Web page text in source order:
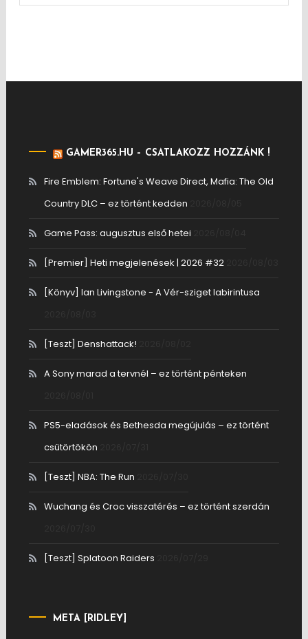
GAMER365.HU – CSATLAKOZZ HOZZÁNK !
Fire Emblem: Fortune's Weave Direct, Mafia: The Old
Country DLC – ez történt kedden
Game Pass: augusztus első hetei
[Premier] Heti megjelenések | 2026 #32
[Könyv] Ian Livingstone - A Vér-sziget labirintusa
[Teszt] Denshattack!
A Sony marad a tervnél – ez történt pénteken
PS5-eladások és Bethesda megújulás – ez történt
csütörtökön
[Teszt] NBA: The Run
Wuchang és Croc visszatérés – ez történt szerdán
[Teszt] Splatoon Raiders
META [RIDLEY]